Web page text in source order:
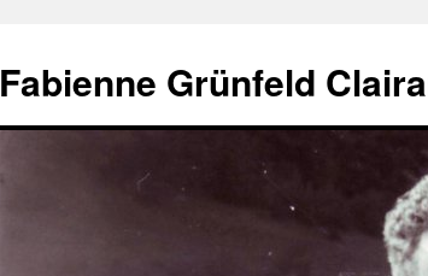
contenu
Fabienne Grünfeld